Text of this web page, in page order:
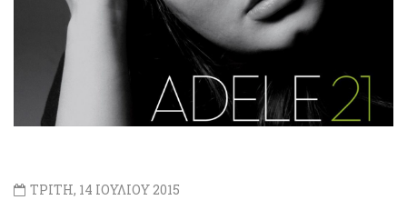
ΤΡΙΤΗ, 14 ΙΟΥΛΙΟΥ 2015